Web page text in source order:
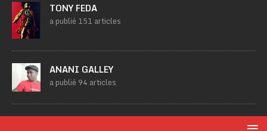
TONY FEDA
a publié 151 articles
ANANI GALLEY
a publié 94 articles